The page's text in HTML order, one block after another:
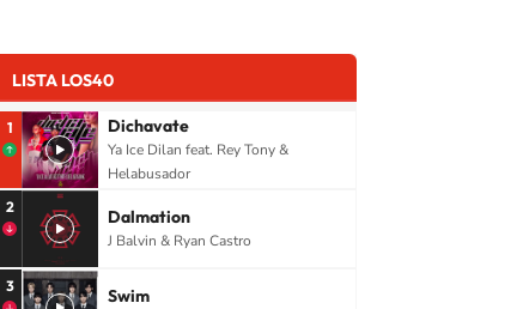
LISTA LOS40
1 Dichavate
Ya Ice Dilan feat. Rey Tony &
Helabusador
2 Dalmation
J Balvin & Ryan Castro
3 Swim